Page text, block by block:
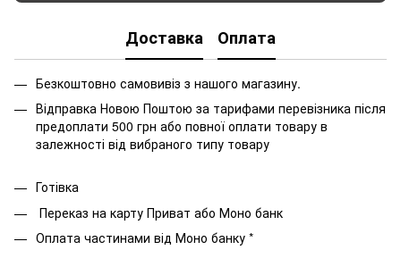
Доставка Оплата
Безкоштовно самовивіз з нашого магазину.
Відправка Новою Поштою за тарифами перевізника після
предоплати 500 грн або повної оплати товару в
залежності від вибраного типу товару
Готівка
Переказ на карту Приват або Моно банк
Оплата частинами від Моно банку *